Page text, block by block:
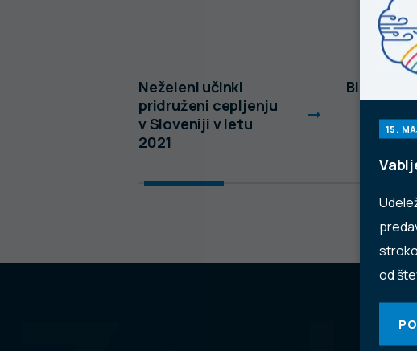
15.
od
Neželeni učinki
pridruženi cepljenju
v Sloveniji v letu
2021
Blazno